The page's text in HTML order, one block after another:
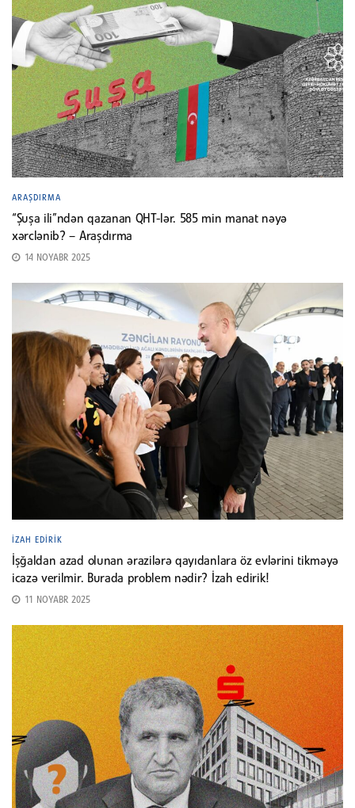
ARAŞDIRMA
“Şuşa ili”ndən qazanan QHT-lər. 585 min manat nəyə
xərclənib? – Araşdırma
14 NOYABR 2025
İZAH EDIRIK
İşğaldan azad olunan ərazilərə qayıdanlara öz evlərini tikməyə
icazə verilmir. Burada problem nədir? İzah edirik!
11 NOYABR 2025